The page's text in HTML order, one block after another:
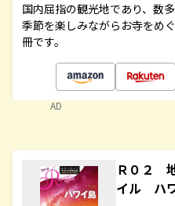
国内屈指の観光地であり、数
季節を楽しみながらお寺をめ
冊です。
AD
Ｒ０２
イル ハ